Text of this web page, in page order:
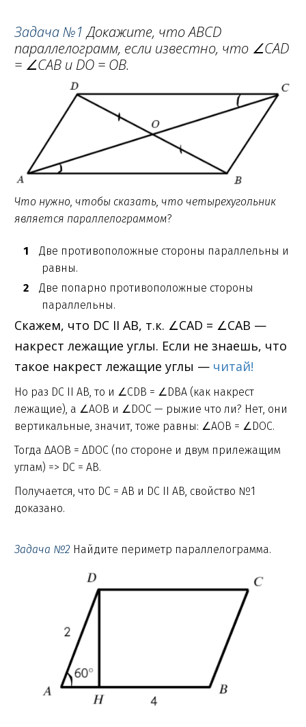
Задача №1 Докажите, что ABCD
параллелограмм, если известно, что ∠CAD
= ∠CAB и DO = OB.
Что нужно, чтобы сказать, что четырехугольник
является параллелограммом?
Две противоположные стороны параллельны и
равны.
Две попарно противоположные стороны
параллельны.
Скажем, что DC II AB, т.к. ∠CAD = ∠CAB —
накрест лежащие углы. Если не знаешь, что
такое накрест лежащие углы — читай!
Но раз DC II AB, то и ∠CDB = ∠DBA (как накрест
лежащие), а ∠AOB и ∠DOC — рыжие что ли? Нет, они
вертикальные, значит, тоже равны: ∠AOB = ∠DOC.
Тогда ΔAOB = ΔDOC (по стороне и двум прилежащим
углам) => DC = AB.
Получается, что DC = AB и DC II AB, свойство №1
доказано.
Задача №2 Найдите периметр параллелограмма.